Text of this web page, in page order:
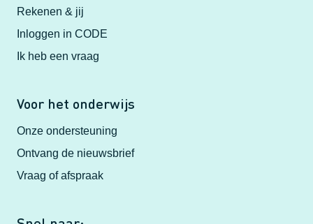
Rekenen & jij
Inloggen in CODE
Ik heb een vraag
Voor het onderwijs
Onze ondersteuning
Ontvang de nieuwsbrief
Vraag of afspraak